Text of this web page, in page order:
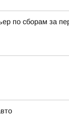
по сборам за